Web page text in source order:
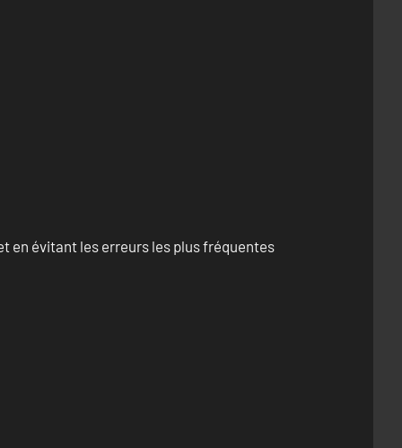
en évitant les erreurs les plus fréquentes